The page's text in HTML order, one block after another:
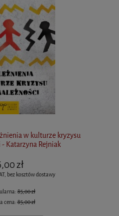
w kulturze kryzysu
Katarzyna Rejniak
zł
bez kosztów dostawy
85,00 zł
cena:85,00 zł